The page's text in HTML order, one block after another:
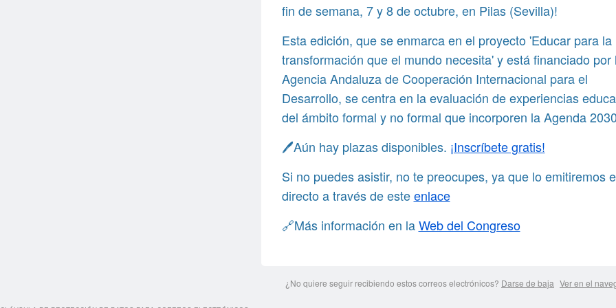
fin de semana, 7 y 8 de octubre, en Pilas (Sevilla)!
Esta edición, que se enmarca en el proyecto 'Educar para la
transformación que el mundo necesita' y está financiado por
Agencia Andaluza de Cooperación Internacional para el
Desarrollo, se centra en la evaluación de experiencias
del ámbito formal y no formal que incorporen la Agenda
🖊️Aún hay plazas disponibles. ¡Inscríbete gratis!
Si no puedes asistir, no te preocupes, ya que lo emitiremos
directo a través de esteenlace
🔗Más información en laWeb del Congreso
¿No quiere seguir recibiendo estos correos electrónicos? Darse de baja Ver en el